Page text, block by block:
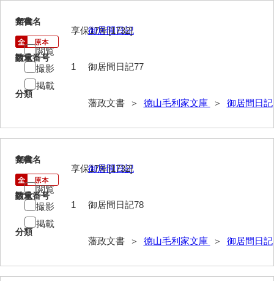
士民方
御船手
異国船漂着
諸役
書抜
村方
建白書・諸隊規約
77
文書名
御居間日記
請求番号
御居間日記77
分類
藩政文書 ＞ 徳山毛利家文庫 ＞ 御居間日記
年代
享保17年[1732]
数量
1
閲覧
撮影
掲載
78
文書名
御居間日記
請求番号
御居間日記78
分類
藩政文書 ＞ 徳山毛利家文庫 ＞ 御居間日記
年代
享保17年[1732]
数量
1
閲覧
撮影
掲載